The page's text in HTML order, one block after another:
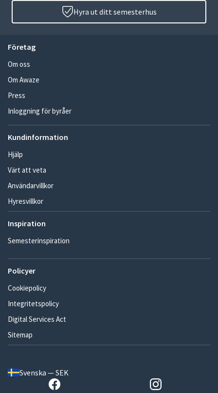
Hyra ut ditt semesterhus
Företag
Om oss
Om Awaze
Press
Inloggning för byråer
Kundinformation
Hjälp
Värt att veta
Användarvillkor
Hyresvillkor
Inspiration
Semesterinspiration
Policyer
Cookiepolicy
Integritetspolicy
Digital Services Act
Sitemap
Svenska — SEK